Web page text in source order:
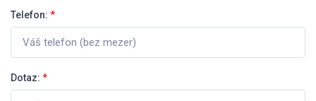
Telefon: *
Dotaz: *